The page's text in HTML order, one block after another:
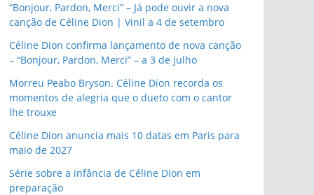
“Bonjour, Pardon, Merci” – Já pode ouvir a nova
canção de Céline Dion | Vinil a 4 de setembro
Céline Dion confirma lançamento de nova canção
– “Bonjour, Pardon, Merci” – a 3 de julho
Morreu Peabo Bryson. Céline Dion recorda os
momentos de alegria que o dueto com o cantor
lhe trouxe
Céline Dion anuncia mais 10 datas em Paris para
maio de 2027
Série sobre a infância de Céline Dion em
preparação